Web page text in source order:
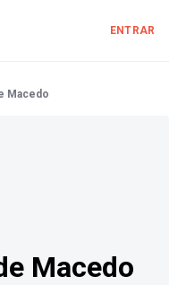
ENTRAR
Macedo
Macedo